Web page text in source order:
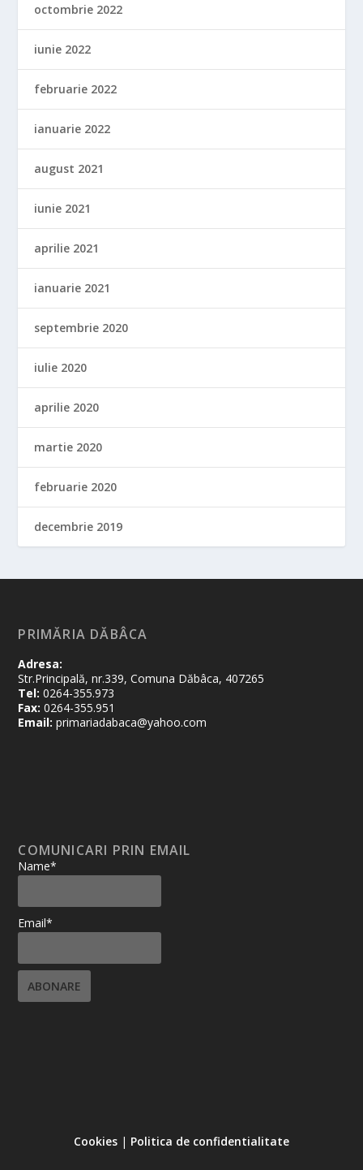
octombrie 2022
iunie 2022
februarie 2022
ianuarie 2022
august 2021
iunie 2021
aprilie 2021
ianuarie 2021
septembrie 2020
iulie 2020
aprilie 2020
martie 2020
februarie 2020
decembrie 2019
PRIMĂRIA DĂBÂCA
Adresa:
Str.Principală, nr.339, Comuna Dăbâca, 407265
Tel: 0264-355.973
Fax: 0264-355.951
Email: primariadabaca@yahoo.com
COMUNICARI PRIN EMAIL
Name*
Email*
Cookies | Politica de confidentialitate